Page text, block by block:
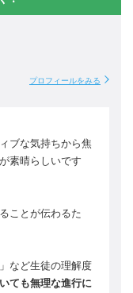
プロフィールをみる
ブな気持ちから焦
素晴らしいです
ことが伝わるた
など生徒の理解度
ても無理な進行に